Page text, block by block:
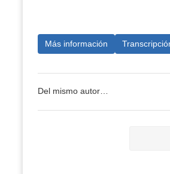
Más información
Del mismo autor…